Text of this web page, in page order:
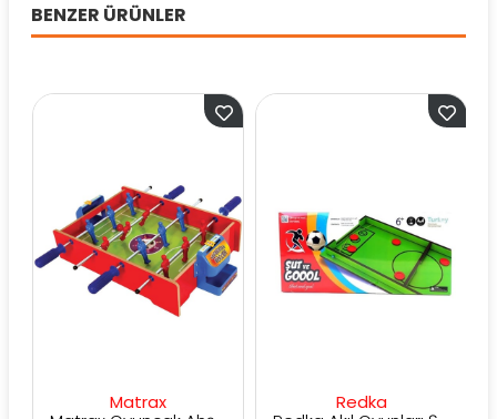
BENZER ÜRÜNLER
Matrax
Redka